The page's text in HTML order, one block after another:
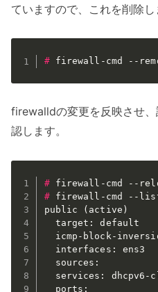
ていますので、これを削除し
# firewall-cmd --
firewalldの変更を反映させ
認します。
# firewall-cmd
--
#
firewall-cmd --
public (active)
  target: default
icmp-block-
  interfaces: ens3
  sources:
services: dhcpv6-
  ports: